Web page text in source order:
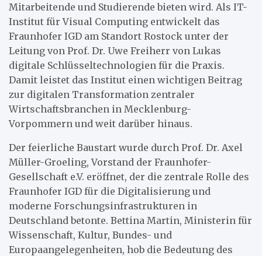
Mitarbeitende und Studierende bieten wird. Als IT-
Institut für Visual Computing entwickelt das
Fraunhofer IGD am Standort Rostock unter der
Leitung von Prof. Dr. Uwe Freiherr von Lukas
digitale Schlüsseltechnologien für die Praxis.
Damit leistet das Institut einen wichtigen Beitrag
zur digitalen Transformation zentraler
Wirtschaftsbranchen in Mecklenburg-
Vorpommern und weit darüber hinaus.
Der feierliche Baustart wurde durch Prof. Dr. Axel
Müller-Groeling, Vorstand der Fraunhofer-
Gesellschaft e.V. eröffnet, der die zentrale Rolle des
Fraunhofer IGD für die Digitalisierung und
moderne Forschungsinfrastrukturen in
Deutschland betonte. Bettina Martin, Ministerin für
Wissenschaft, Kultur, Bundes- und
Europaangelegenheiten, hob die Bedeutung des